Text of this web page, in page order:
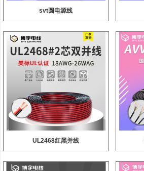
svt圆电源线
UL2468红黑并线